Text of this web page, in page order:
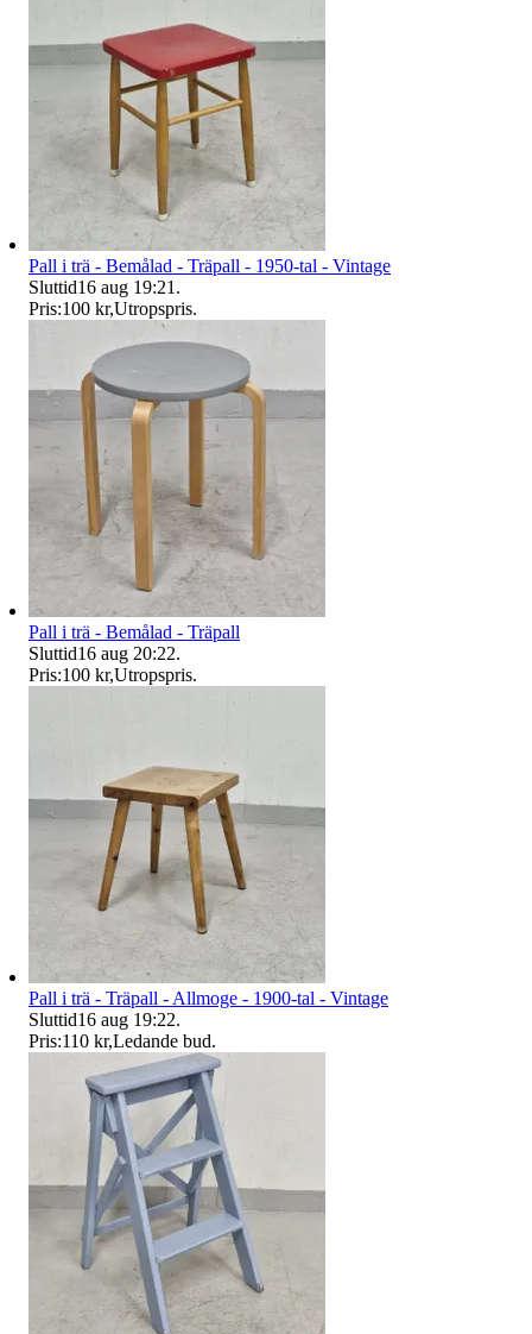
Pall i trä - Bemålad - Träpall - 1950-tal - Vintage
Sluttid16 aug 19:21 .
Pris:100 kr,Utropspris.
Pall i trä - Bemålad - Träpall
Sluttid16 aug 20:22.
Pris:100 kr,Utropspris.
Pall i trä - Träpall - Allmoge - 1900-tal - Vintage
Sluttid16 aug 19:22.
Pris:110 kr,Ledande bud.